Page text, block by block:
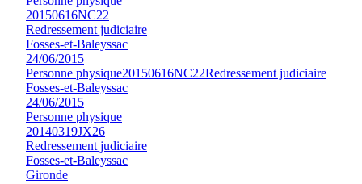
20150616NC22
Redressement judiciaire
Fosses-et-Baleyssac
24/06/2015
Personne physique20150616NC22Redressement judiciaire
Fosses-et-Baleyssac
24/06/2015
Personne physique
20140319JX26
Redressement judiciaire
Fosses-et-Baleyssac
Gironde